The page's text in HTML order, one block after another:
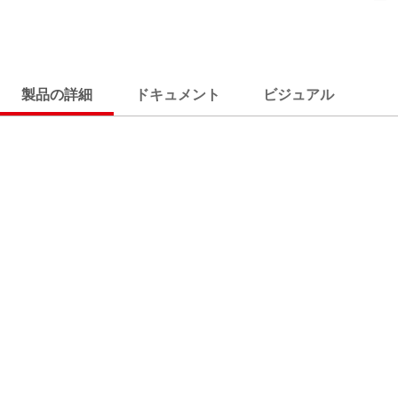
製品の詳細 ドキュメント ビジュアル